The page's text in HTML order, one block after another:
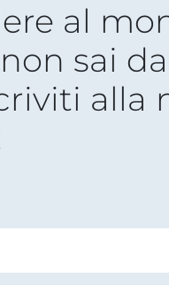
al
sai
alla